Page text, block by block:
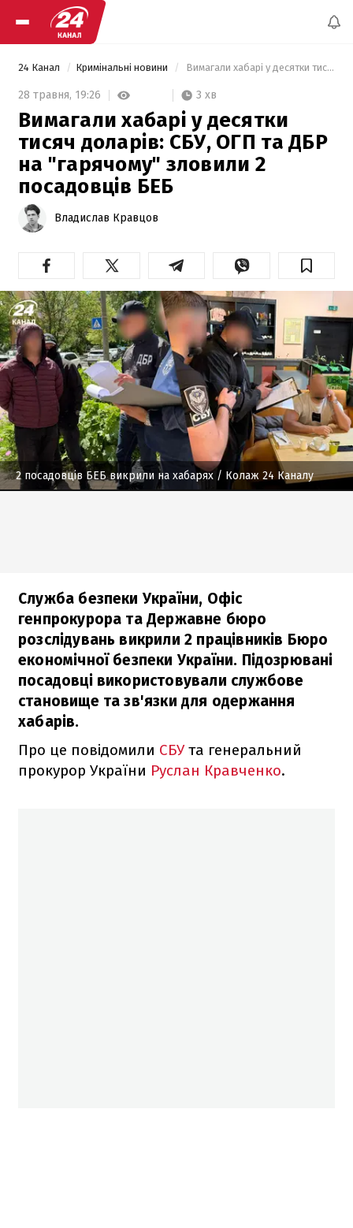
24 Канал Кримінальні новини Вимагали хабарі у десятки тисяч доларів: СБУ, ОГП та ДБР на "гарячому" зловили 2 посадовців БЕБ
28 травня, 19:26 3 хв
Вимагали хабарі у десятки
тисяч доларів: СБУ, ОГП та ДБР
на "гарячому" зловили 2
посадовців БЕБ
Владислав Кравцов
2 посадовців БЕБ викрили на хабарях / Колаж 24 Каналу
Служба безпеки України, Офіс
генпрокурора та Державне бюро
розслідувань викрили 2 працівників Бюро
економічної безпеки України. Підозрювані
посадовці використовували службове
становище та зв'язки для одержання
хабарів.
Про це повідомили СБУта генеральний
прокурор України Руслан Кравченко.